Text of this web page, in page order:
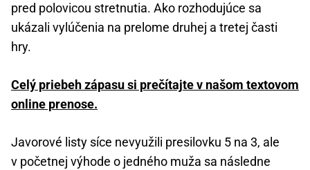
pred polovicou stretnutia. Ako rozhodujúce sa
ukázali vylúčenia na prelome druhej a tretej časti
hry.
Celý priebeh zápasu si prečítajte v našom textovom
online prenose.
Javorové listy síce nevyužili presilovku 5 na 3, ale
v početnej výhode o jedného muža sa následne